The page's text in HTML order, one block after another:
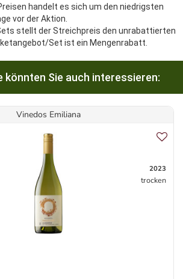
handelt es sich um den niedrigsten
vor der Aktion.
stellt der Streichpreis den unrabattierten
Set ist ein Mengenrabatt.
könnten Sie auch interessieren:
Vinedos Emiliana
2023
trocken